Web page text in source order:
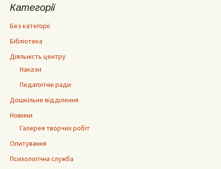
Категорії
Без категорії
Бібліотека
Діяльність центру
Накази
Педагогічні ради
Дошкільне відділення
Новини
Галерея творчих робіт
Опитування
Психологічна служба